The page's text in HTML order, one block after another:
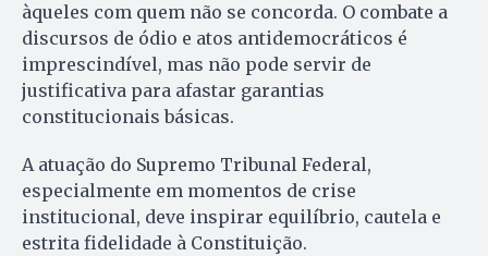
àqueles com quem não se concorda. O combate a
discursos de ódio e atos antidemocráticos é
imprescindível, mas não pode servir de
justificativa para afastar garantias
constitucionais básicas.
A atuação do Supremo Tribunal Federal,
especialmente em momentos de crise
institucional, deve inspirar equilíbrio, cautela e
estrita fidelidade à Constituição.